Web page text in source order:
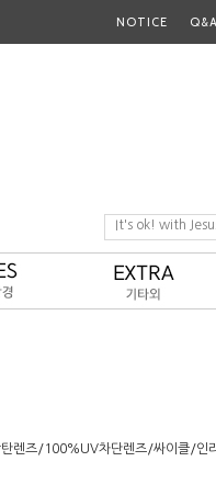
NOTICE Q&A
It's ok! with
탄렌즈/100%UV차단렌즈/싸이클/